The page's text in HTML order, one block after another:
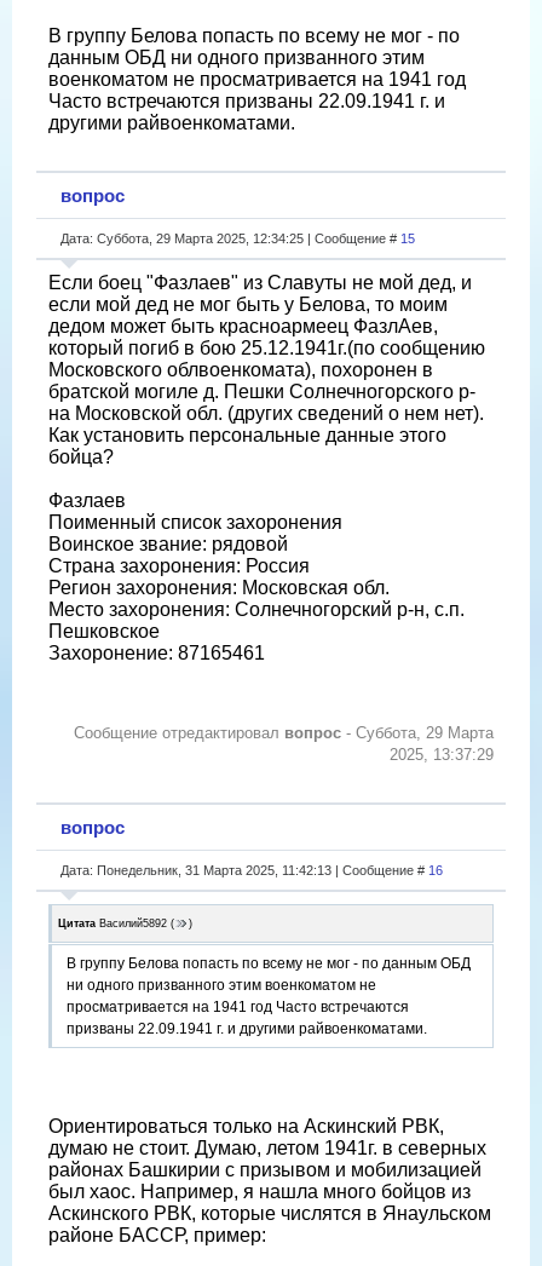
В группу Белова попасть по всему не мог - по
данным ОБД ни одного призванного этим
военкоматом не просматривается на 1941 год
Часто встречаются призваны 22.09.1941 г. и
другими райвоенкоматами.
вопрос
Дата: Суббота, 29 Марта 2025, 12:34:25 | Сообщение # 15
Если боец "Фазлаев" из Славуты не мой дед, и
если мой дед не мог быть у Белова, то моим
дедом может быть красноармеец ФазлАев,
который погиб в бою 25.12.1941г.(по сообщению
Московского облвоенкомата), похоронен в
братской могиле д. Пешки Солнечногорского р-
на Московской обл. (других сведений о нем нет).
Как установить персональные данные этого
бойца?
Фазлаев
Поименный список захоронения
Воинское звание: рядовой
Страна захоронения: Россия
Регион захоронения: Московская обл.
Место захоронения: Солнечногорский р-н, с.п.
Пешковское
Захоронение: 87165461
Сообщение отредактировал вопрос - Суббота, 29 Марта
2025, 13:37:29
вопрос
Дата: Понедельник, 31 Марта 2025, 11:42:13 | Сообщение # 16
Цитата Василий5892 ( )
В группу Белова попасть по всему не мог - по данным ОБД
ни одного призванного этим военкоматом не
просматривается на 1941 год Часто встречаются
призваны 22.09.1941 г. и другими райвоенкоматами.
Ориентироваться только на Аскинский РВК,
думаю не стоит. Думаю, летом 1941г. в северных
районах Башкирии с призывом и мобилизацией
был хаос. Например, я нашла много бойцов из
Аскинского РВК, которые числятся в Янаульском
районе БАССР, пример: